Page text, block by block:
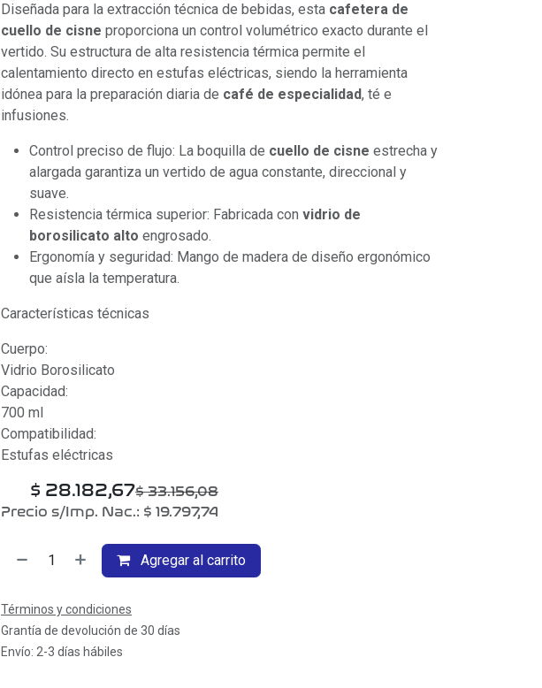
Diseñada para la extracción técnica de bebidas, esta cafetera de
cuello de cisne proporciona un control volumétrico exacto durante el
vertido. Su estructura de alta resistencia térmica permite el
calentamiento directo en estufas eléctricas, siendo la herramienta
idónea para la preparación diaria de café de especialidad, té e
infusiones.
Control preciso de flujo: La boquilla de cuello de cisne estrecha y
alargada garantiza un vertido de agua constante, direccional y
suave.
Resistencia térmica superior: Fabricada con vidrio de
borosilicato alto engrosado.
Ergonomía y seguridad: Mango de madera de diseño ergonómico
que aísla la temperatura.
Características técnicas
Cuerpo:
Vidrio Borosilicato
Capacidad:
700 ml
Compatibilidad:
Estufas eléctricas
$ 28.182,67$33.156,08
Precio s/Imp. Nac.: $ 19.797,74
Agregar al carrito
Términos y condiciones
Grantía de devolución de 30 días
Envío: 2-3 días hábiles